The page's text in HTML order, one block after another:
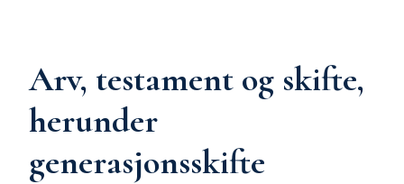
Arv, testament og skifte,
herunder
generasjonsskifte